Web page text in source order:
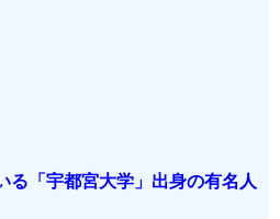
る「宇都宮大学」出身の有名人